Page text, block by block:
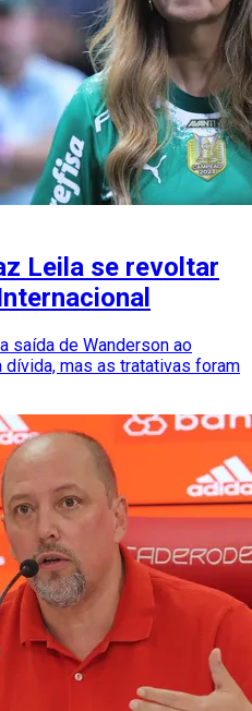
Leila se revoltar
saída de Wanderson ao
mas as tratativas foram